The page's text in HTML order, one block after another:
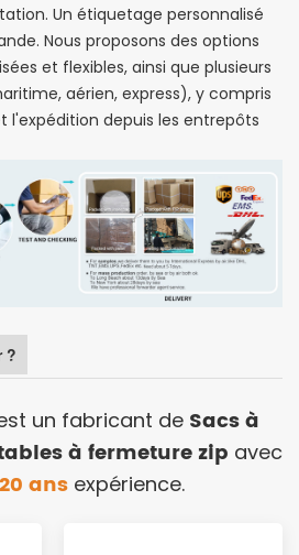
Un étiquetage personnalisé
Nous proposons des options
et flexibles, ainsi que plusieurs
aérien, express), y compris
l'expédition depuis les entrepôts
?
un fabricant deSacs à
à fermeture zip avec
20 ansexpérience.